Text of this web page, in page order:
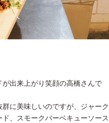
出来上がり笑顔の高橋さんで
に美味しいのですが、ジャーク
、スモークバーベキューソース